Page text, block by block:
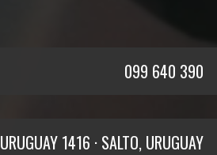
099 640 390
URUGUAY 1416 · SALTO, URUGUAY